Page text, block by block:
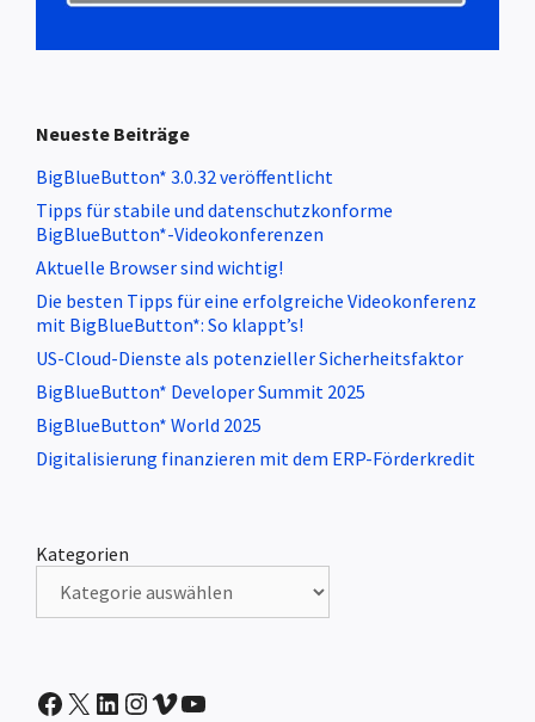
Neueste Beiträge
BigBlueButton* 3.0.32 veröffentlicht
Tipps für stabile und datenschutzkonforme
BigBlueButton*-Videokonferenzen
Aktuelle Browser sind wichtig!
Die besten Tipps für eine erfolgreiche Videokonferenz
mit BigBlueButton*: So klappt’s!
US-Cloud-Dienste als potenzieller Sicherheitsfaktor
BigBlueButton* Developer Summit 2025
BigBlueButton* World 2025
Digitalisierung finanzieren mit dem ERP-Förderkredit
Kategorien
IntranetBOX auf Facebook
X IntranetBOX auf LinkedIn
IntranetBOX auf Instagram
IntranetBOX auf VimeoIntranetBOX auf Youtube